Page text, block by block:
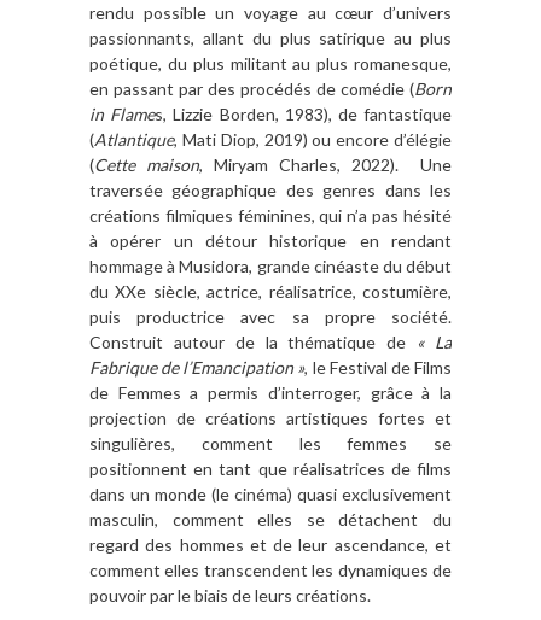
rendu possible un voyage au cœur d’univers
passionnants, allant du plus satirique au plus
poétique, du plus militant au plus romanesque,
en passant par des procédés de comédie (Born
in Flames, Lizzie Borden, 1983), de fantastique
(Atlantique, Mati Diop, 2019) ou encore d’élégie
(Cette maison, Miryam Charles, 2022).
Une
traversée géographique des genres dans les
créations filmiques féminines, qui n’a pas hésité
à opérer un détour historique en rendant
hommage à Musidora, grande cinéaste du début
du XXe siècle, actrice, réalisatrice, costumière,
puis productrice avec sa propre société.
Construit autour de la thématique de
« La
Fabrique de l’Emancipation », le Festival de Films
de Femmes a permis d’interroger, grâce à la
projection de créations artistiques fortes et
singulières, comment les femmes se
positionnent en tant que réalisatrices de films
dans un monde (le cinéma) quasi exclusivement
masculin, comment elles se détachent du
regard des hommes et de leur ascendance, et
comment elles transcendent les dynamiques de
pouvoir par le biais de leurs créations.